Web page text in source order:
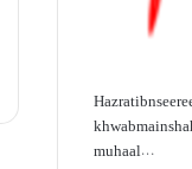
Hazrat ibn
khwab main
muhaal…